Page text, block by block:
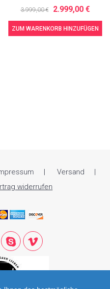
3.999,00 € 2.999,00 €
ZUM WARENKORB HINZUFÜGEN
Versand
widerrufen